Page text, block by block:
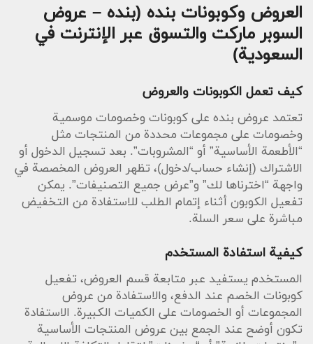
العروض وكوبونات بنده (بنده – عروض
السوبر ماركت والتسوق عبر الإنترنت في
السعودية)
كيف تعمل الكوبونات والعروض
تعتمد عروض بنده على كوبونات وخصومات موسمية
وخصومات على مجموعات محددة من المنتجات مثل
“الأطعمة الأساسية” أو “المشروبات”. بعد تسجيل الدخول أو
الاشتراك (إنشاء حساب/دخول)، تظهر العروض المخصصة في
واجهة “اخترناها لك” و”عرض جميع التصنيفات”. يمكن
تفعيل الكوبون أثناء إتمام الطلب للاستفادة من التخفيض
مباشرة على سعر السلة.
كيفية استفادة المستخدم
المستخدم يستفيد عبر متابعة قسم العروض، تفعيل
كوبونات الخصم عند الدفع، والاستفادة من عروض
المجموعات أو الخصومات على الكميات الكبيرة. الاستفادة
تكون أوضح عند الجمع بين عروض المنتجات الأساسية